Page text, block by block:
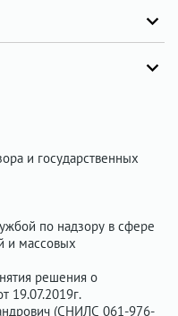
и государственных
по надзору в сфере
и массовых
решения о
19.07.2019г.
(СНИЛС 061-976-